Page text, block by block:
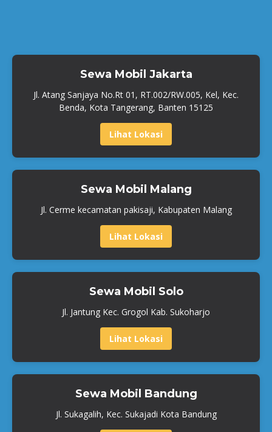
Sewa Mobil Jakarta
Jl. Atang Sanjaya No.Rt 01, RT.002/RW.005, Kel, Kec.
Benda, Kota Tangerang, Banten 15125
Lihat Lokasi
Sewa Mobil Malang
Jl. Cerme kecamatan pakisaji, Kabupaten Malang
Lihat Lokasi
Sewa Mobil Solo
Jl. Jantung Kec. Grogol Kab. Sukoharjo
Lihat Lokasi
Sewa Mobil Bandung
Jl. Sukagalih, Kec. Sukajadi Kota Bandung